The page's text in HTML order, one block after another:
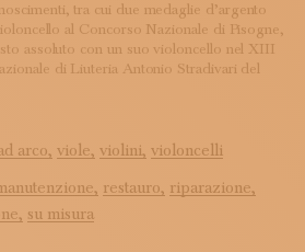
tra cui due medaglie d’argento
al Concorso Nazionale di Pisogne,
assoluto con un suo violoncello nel XIII
di Liuteria Antonio Stradivari del
arco, viole, violini, violoncelli
restauro, riparazione,
su misura